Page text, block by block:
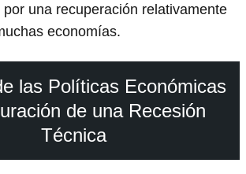
una recuperación relativamente
economías.
las Políticas Económicas
de una Recesión
Técnica